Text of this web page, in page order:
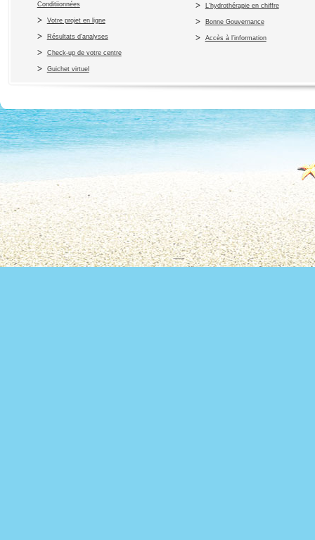
Conditiionnées
Votre projet en ligne
Résultats d'analyses
Check-up de votre centre
Guichet virtuel
L'hydrothérapie en chiffre
Bonne Gouvernance
Accès à l’information